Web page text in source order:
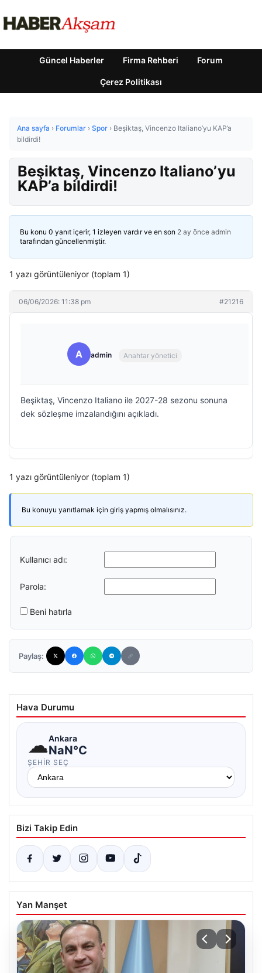
Güncel Haberler Firma Rehberi Forum
Çerez Politikası
Ana sayfa › Forumlar › Spor › Beşiktaş, Vincenzo Italiano’yu KAP’a
bildirdi!
Beşiktaş, Vincenzo Italiano’yu
KAP’a bildirdi!
Bu konu 0 yanıt içerir, 1 izleyen vardır ve en son 2 ay önce admin
tarafından güncellenmiştir.
1 yazı görüntüleniyor (toplam 1)
06/06/2026: 11:38 pm #21216
A admin Anahtar yönetici
Beşiktaş, Vincenzo Italiano ile 2027-28 sezonu sonuna
dek sözleşme imzalandığını açıkladı.
1 yazı görüntüleniyor (toplam 1)
Bu konuyu yanıtlamak için giriş yapmış olmalısınız.
Kullanıcı adı:
Parola:
Beni hatırla
Paylaş:
Hava Durumu
☁Ankara
NaN°C
ŞEHIR SEÇ
Bizi Takip Edin
Yan Manşet